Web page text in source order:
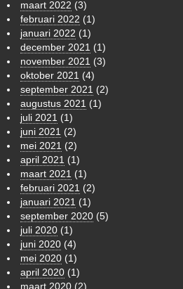
maart 2022 (3)
februari 2022 (1)
januari 2022 (1)
december 2021 (1)
november 2021 (3)
oktober 2021 (4)
september 2021 (2)
augustus 2021 (1)
juli 2021 (1)
juni 2021 (2)
mei 2021 (2)
april 2021 (1)
maart 2021 (1)
februari 2021 (2)
januari 2021 (1)
september 2020 (5)
juli 2020 (1)
juni 2020 (4)
mei 2020 (1)
april 2020 (1)
maart 2020 (2)